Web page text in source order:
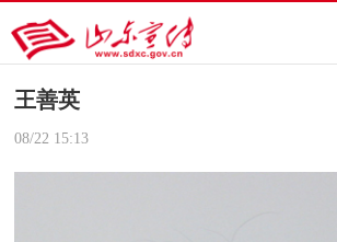
王善英
08/22 15:13